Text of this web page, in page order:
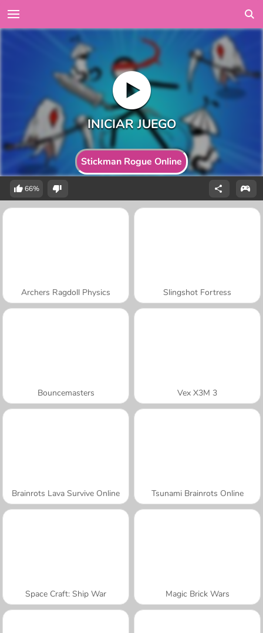
Stickman Rogue Online
66%
Archers Ragdoll Physics Slingshot Fortress
Bouncemasters Vex X3M 3
Brainrots Lava Survive Online Tsunami Brainrots Online
Space Craft: Ship War Magic Brick Wars